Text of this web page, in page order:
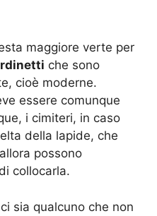
maggiore verte per
che sono
cioè moderne.
essere comunque
i cimiteri, in caso
della lapide, che
possono
collocarla.
sia qualcuno che non